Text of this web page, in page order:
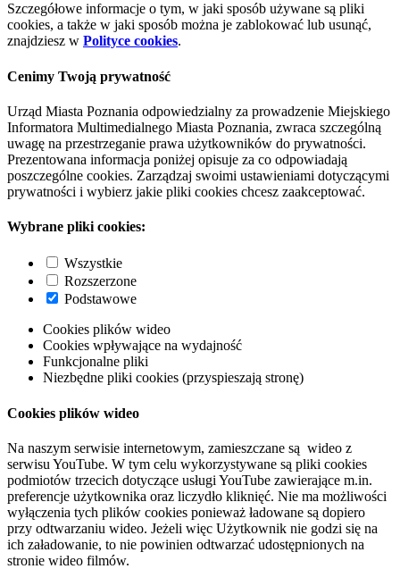
Szczegółowe informacje o tym, w jaki sposób używane są pliki
cookies, a także w jaki sposób można je zablokować lub usunąć,
znajdziesz w Polityce cookies.
Cenimy Twoją prywatność
Urząd Miasta Poznania odpowiedzialny za prowadzenie Miejskiego
Informatora Multimedialnego Miasta Poznania, zwraca szczególną
uwagę na przestrzeganie prawa użytkowników do prywatności.
Prezentowana informacja poniżej opisuje za co odpowiadają
poszczególne cookies. Zarządzaj swoimi ustawieniami dotyczącymi
prywatności i wybierz jakie pliki cookies chcesz zaakceptować.
Wybrane pliki cookies:
Wszystkie
Rozszerzone
Podstawowe
Cookies plików wideo
Cookies wpływające na wydajność
Funkcjonalne pliki
Niezbędne pliki cookies (przyspieszają stronę)
Cookies plików wideo
Na naszym serwisie internetowym, zamieszczane są wideo z
serwisu YouTube. W tym celu wykorzystywane są pliki cookies
podmiotów trzecich dotyczące usługi YouTube zawierające m.in.
preferencje użytkownika oraz liczydło kliknięć. Nie ma możliwości
wyłączenia tych plików cookies ponieważ ładowane są dopiero
przy odtwarzaniu wideo. Jeżeli więc Użytkownik nie godzi się na
ich załadowanie, to nie powinien odtwarzać udostępnionych na
stronie wideo filmów.